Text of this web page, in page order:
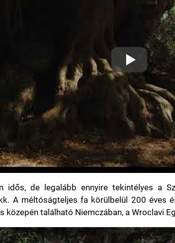
idős, de legalább ennyire tekintélyes a
A méltóságteljes fa körülbelül 200 éves
közepén található Niemczában, a Wroclavi